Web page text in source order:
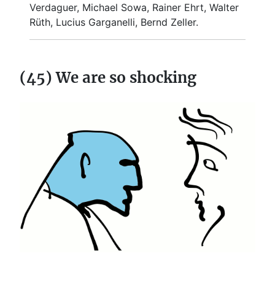
Verdaguer, Michael Sowa, Rainer Ehrt, Walter
Rüth, Lucius Garganelli, Bernd Zeller.
(45) We are so shocking